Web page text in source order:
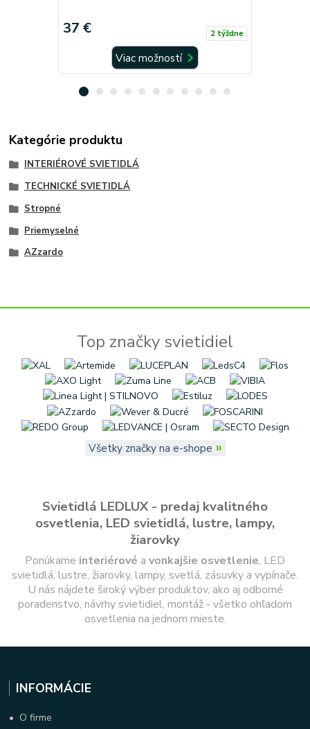
37 € 2 týždne
Viac možností
Kategórie produktu
INTERIÉROVÉ SVIETIDLÁ
TECHNICKÉ SVIETIDLÁ
Stropné
Priemyselné
AZzardo
Top značky svietidiel
Všetky značky na e-shope »
Svietidlá LEDLUX - predaj kvalitného
osvetlenia, LED svietidlá, lustre, lampy,
žiarovky
Ponúkame interiérové a vonkajšie osvetlenie, LED
svietidlá, lustre, žiarovky, lampy, svetlá, zásuvky a vypínače.
U nás nájdete široký výber produktov, ako aj odborné
poradenstvo, návrhy svietidiel, montáž - všetko ohľadom
osvetlenia na jednom mieste.
INFORMÁCIE
• O firme